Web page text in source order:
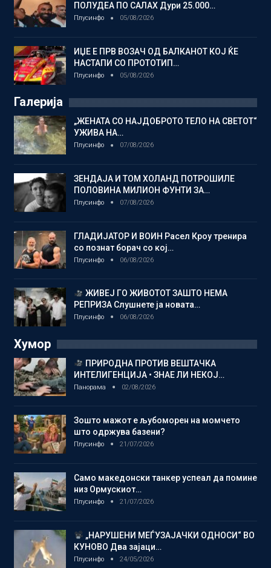
ПОЛУДЕА ПО САЛАХ Дури 25.000…
Плусинфо 05/08/2026
ИЏЕ Е ПРВ ВОЗАЧ ОД БАЛКАНОТ КОЈ ЌЕ
НАСТАПИ СО ПРОТОТИП…
Плусинфо 05/08/2026
Галерија
„ЖЕНАТА СО НАЈДОБРОТО ТЕЛО НА СВЕТОТ“
УЖИВА НА…
Плусинфо 07/08/2026
ЗЕНДАЈА И ТОМ ХОЛАНД ПОТРОШИЛЕ
ПОЛОВИНА МИЛИОН ФУНТИ ЗА…
Плусинфо 07/08/2026
ГЛАДИЈАТОР И ВОИН Расел Кроу тренира
со познат борач со кој…
Плусинфо 06/08/2026
ЖИВЕЈ ГО ЖИВОТОТ ЗАШТО НЕМА
РЕПРИЗА Слушнете ја новата…
Плусинфо 06/08/2026
Хумор
ПРИРОДНА ПРОТИВ ВЕШТАЧКА
ИНТЕЛИГЕНЦИЈА • ЗНАЕ ЛИ НЕКОЈ…
Панорама 02/08/2026
Зошто мажот е љубоморен на момчето
што одржува базени?
Плусинфо 21/07/2026
Само македонски танкер успеал да помине
низ Ормускиот…
Плусинфо 21/07/2026
„НАРУШЕНИ МЕЃУЗАЈАЧКИ ОДНОСИ“ ВО
КУНОВО Два зајаци…
Плусинфо 24/05/2026